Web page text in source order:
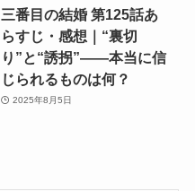
三番目の結婚 第125話あ
らすじ・感想｜“裏切
り”と“誘拐”――本当に信
じられるものは何？
2025年8月5日